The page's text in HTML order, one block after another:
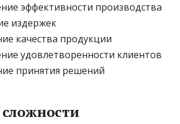
эффективности производства
издержек
качества продукции
удовлетворенности клиентов
принятия решений